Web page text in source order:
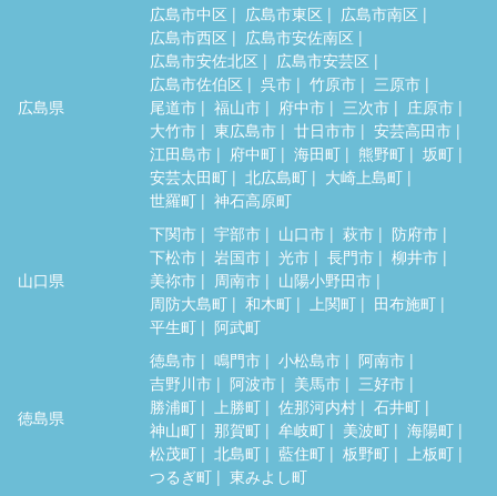
広島県
広島市中区 広島市東区
広島市南区
広島市西区
広島市安佐南区
広島市安佐北区
広島市安芸区
広島市佐伯区
呉市 竹原市
三原市
尾道市
福山市 府中市 三次市
庄原市
大竹市
東広島市 廿日市市
安芸高田市
江田島市
府中町 海田町 熊野町
坂町
安芸太田町
北広島町
大崎上島町
世羅町
神石高原町
山口県
下関市 宇部市 山口市 萩市
防府市
下松市
岩国市 光市 長門市
柳井市
美祢市
周南市
山陽小野田市
周防大島町
和木町 上関町
田布施町
平生町
阿武町
徳島県
徳島市 鳴門市 小松島市
阿南市
吉野川市
阿波市 美馬市
三好市
勝浦町
上勝町 佐那河内村
石井町
神山町
那賀町 牟岐町 美波町
海陽町
松茂町
北島町 藍住町 板野町
上板町
つるぎ町
東みよし町